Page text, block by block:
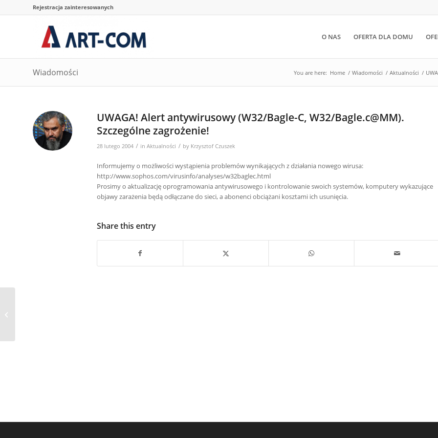
Rejestracja zainteresowanych
O NAS OFERTA DLA DOMU
Wiadomości You are here: Home / Wiadomości / Aktualności /
UWAGA! Alert antywirusowy (W32/Bagle-C, W32/Bagle.c@MM).
Szczególne zagrożenie!
28 lutego 2004 / in Aktualności / by Krzysztof Czuszek
Informujemy o możliwości wystąpienia problemów wynikających z działania nowego wirusa:
http://www.sophos.com/virusinfo/analyses/w32baglec.html
Prosimy o aktualizację oprogramowania antywirusowego i kontrolowanie swoich systemów, komputery wykazujące
objawy zarażenia będą odłączane do sieci, a abonenci obciążani kosztami ich usunięcia.
Share this entry